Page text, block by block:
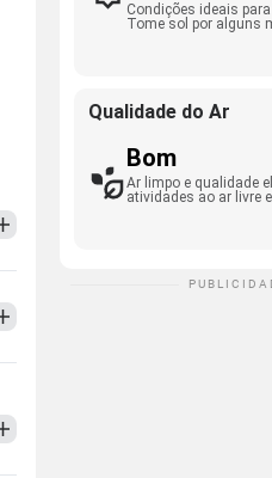
Condições ideais
Tome sol por alguns
Qualidade do Ar
Bom
Ar limpo e qualidade
atividades ao ar livre